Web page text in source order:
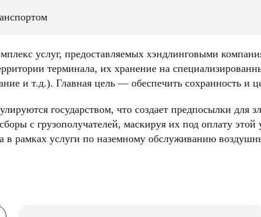
услуг, предоставляемых хэндлинговыми
терминала, их хранение на
и т.д.). Главная цель — обеспечить сохранность и
государством, что создает предпосылки для
с грузополучателей, маскируя их под оплату
в рамках услуги по наземному обслуживанию